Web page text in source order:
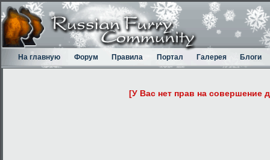
На главную Форум Правила Портал Галерея Блоги
[У Вас нет прав на совершение